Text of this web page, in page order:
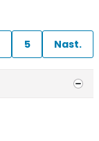
5 Nast.